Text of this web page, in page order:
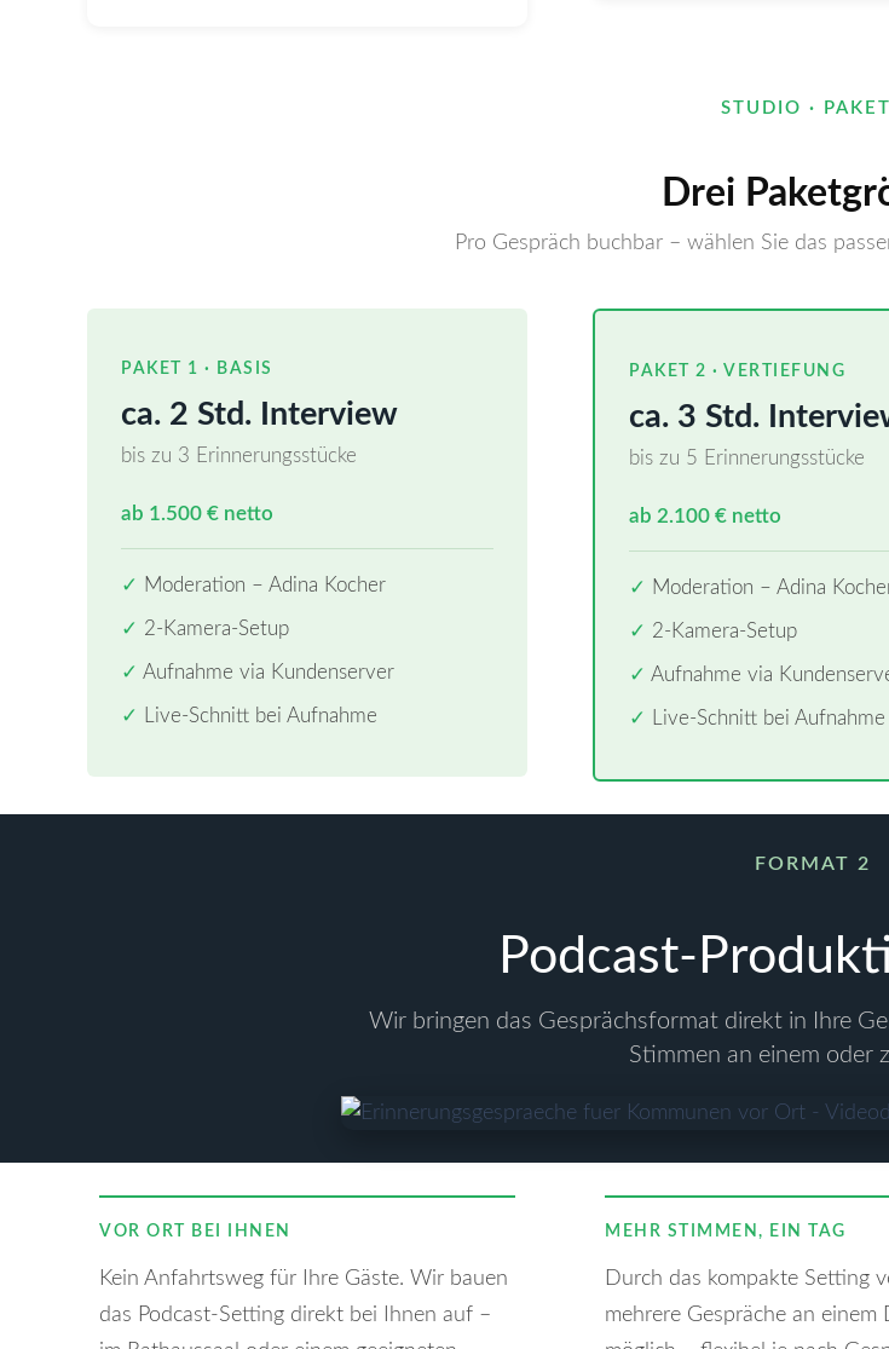
STUDIO ·
Drei
Pro Gespräch buchbar – wählen Sie das
PAKET 1 · BASIS
ca. 2 Std. Interview
bis zu 3 Erinnerungsstücke
ab 1.500 € netto
✓ Moderation – Adina Kocher
✓ 2-Kamera-Setup
✓ Aufnahme via Kundenserver
✓ Live-Schnitt bei Aufnahme
PAKET 2 · VERTIEFUNG
ca. 3 Std.
bis zu 5 Erinnerungsstücke
ab 2.100 € netto
✓ Moderation – Adina
✓ 2-Kamera-Setup
✓ Aufnahme via
✓ Live-Schnitt bei Aufnahme
FORMAT 2
Podcast-
Wir bringen das Gesprächsformat direkt in Ihre
Stimmen an einem oder
VOR ORT BEI IHNEN
Kein Anfahrtsweg für Ihre Gäste. Wir bauen
das Podcast-Setting direkt bei Ihnen auf –
MEHR STIMMEN, EIN TAG
Durch das kompakte Setting
mehrere Gespräche an einem